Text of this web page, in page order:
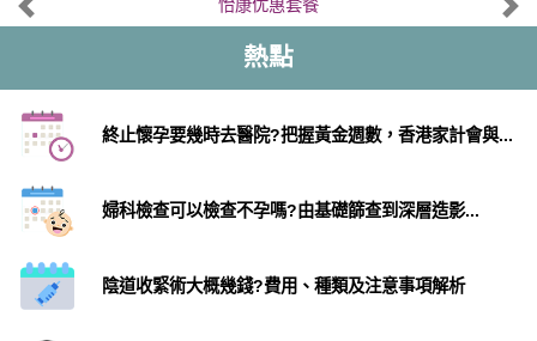
怡康优惠套餐
熱點
終止懷孕要幾時去醫院?把握黃金週數，香港家計會與...
婦科檢查可以檢查不孕嗎?由基礎篩查到深層造影...
陰道收緊術大概幾錢?費用、種類及注意事項解析